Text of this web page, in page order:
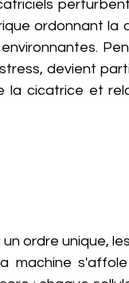
ordonnant la
devient
la cicatrice et
ordre unique,
machine